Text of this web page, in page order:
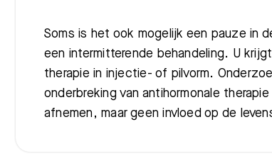
Soms is het ook mogelijk een pauze in
een intermitterende behandeling. U
therapie in injectie- of pilvorm.
onderbreking van antihormonale
afnemen, maar geen invloed op de